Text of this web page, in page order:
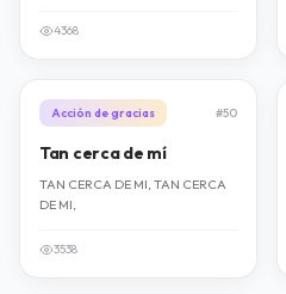
tu presencia yo andaré todos
4368
Acción de gracias #50
Tan cerca de mí
TAN CERCA DE MI, TAN CERCA
DE MI,
3538